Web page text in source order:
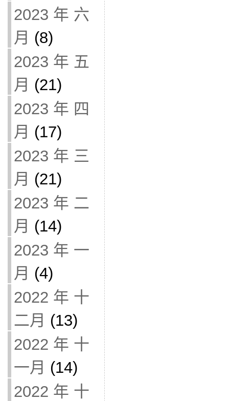
2023 年 六
月 (8)
2023 年 五
月 (21)
2023 年 四
月 (17)
2023 年 三
月 (21)
2023 年 二
月 (14)
2023 年 一
月 (4)
2022 年 十
二月 (13)
2022 年 十
一月 (14)
2022 年 十